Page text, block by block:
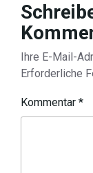
Ihre E-Mail-
Erforderliche
Kommentar *